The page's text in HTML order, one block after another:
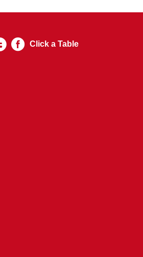
Click a Table